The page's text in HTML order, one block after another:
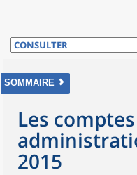
SOMMAIRE
Les
2015